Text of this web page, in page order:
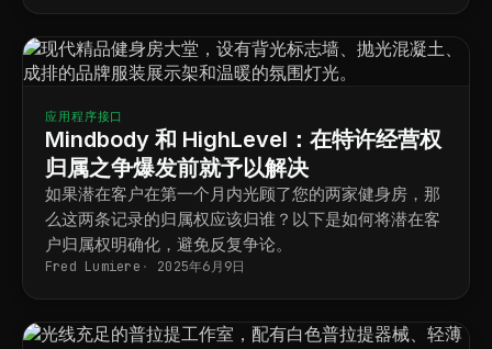
应用程序接口
Mindbody 和 HighLevel：在特许经营权
归属之争爆发前就予以解决
如果潜在客户在第一个月内光顾了您的两家健身房，那
么这两条记录的归属权应该归谁？以下是如何将潜在客
户归属权明确化，避免反复争论。
Fred Lumiere 2025年6月9日